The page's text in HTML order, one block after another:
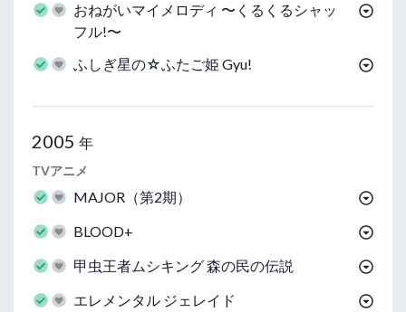
おねがいマイメロディ 〜くるくるシャッ
フル!〜
ふしぎ星の☆ふたご姫 Gyu!
2005 年
TVアニメ
MAJOR（第2期）
BLOOD+
甲虫王者ムシキング 森の民の伝説
エレメンタル ジェレイド